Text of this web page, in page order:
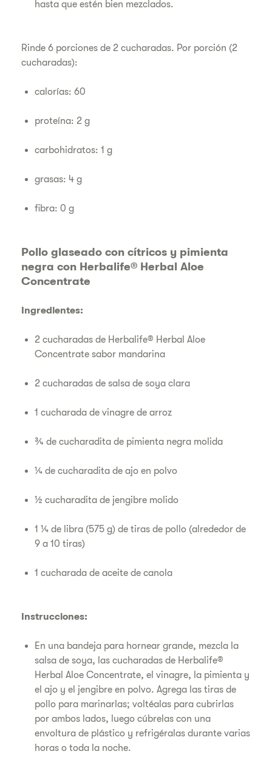
hasta que estén bien mezclados.
Rinde 6 porciones de 2 cucharadas. Por porción (2
cucharadas):
calorías: 60
proteína: 2 g
carbohidratos: 1 g
grasas: 4 g
fibra: 0 g
Pollo glaseado con cítricos y pimienta
negra con Herbalife® Herbal Aloe
Concentrate
Ingredientes:
2 cucharadas de Herbalife® Herbal Aloe
Concentrate sabor mandarina
2 cucharadas de salsa de soya clara
1 cucharada de vinagre de arroz
¾ de cucharadita de pimienta negra molida
¼ de cucharadita de ajo en polvo
½ cucharadita de jengibre molido
1 ¼ de libra (575 g) de tiras de pollo (alrededor de
9 a 10 tiras)
1 cucharada de aceite de canola
Instrucciones:
En una bandeja para hornear grande, mezcla la
salsa de soya, las cucharadas de Herbalife®
Herbal Aloe Concentrate, el vinagre, la pimienta y
el ajo y el jengibre en polvo. Agrega las tiras de
pollo para marinarlas; voltéalas para cubrirlas
por ambos lados, luego cúbrelas con una
envoltura de plástico y refrigéralas durante varias
horas o toda la noche.